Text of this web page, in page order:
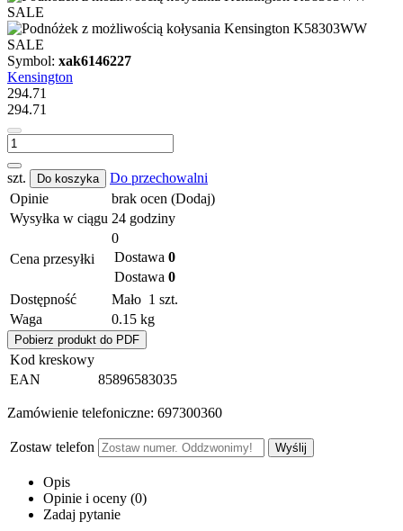
Symbol: xak6146227
Kensington
294.71
294.71
szt. Do koszyka
Do przechowalni
Opinie
brak ocen (Dodaj)
Wysyłka w ciągu 24 godziny
Cena przesyłki
0
Dostawa 0
Dostawa 0
Dostępność
Mało 1 szt.
Waga
0.15 kg
Pobierz produkt do PDF
Kod kreskowy
EAN
85896583035
Zamówienie telefoniczne: 697300360
Zostaw telefon Wyślij
Opis
Opinie i oceny (0)
Zadaj pytanie